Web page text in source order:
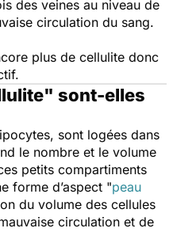
des veines au niveau de
circulation du sang.
plus de cellulite donc
sont-elles
sont logées dans
le nombre et le volume
petits compartiments
forme d’aspect "peau
du volume des cellules
circulation et de